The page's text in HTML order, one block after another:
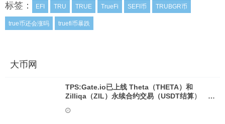
标签： EFI TRU TRUE TrueFi SEFI币 TRUBGR币
true币还会涨吗 truefi币暴跌
大币网
TPS:Gate.io已上线 Theta（THETA）和
Zilliqa（ZIL）永续合约交易（USDT结算）